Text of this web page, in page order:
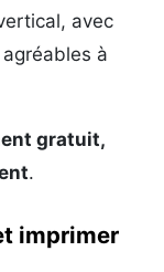
avec
à
gratuit,
.
imprimer